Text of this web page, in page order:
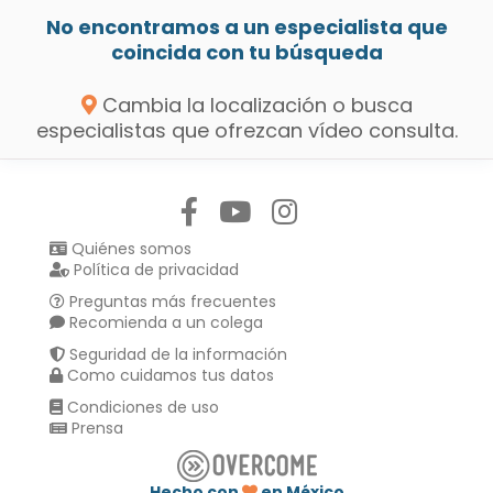
No encontramos a un especialista que
coincida con tu búsqueda
Cambia la localización o busca
especialistas que ofrezcan vídeo consulta.
Quiénes somos
Política de privacidad
Preguntas más frecuentes
Recomienda a un colega
Seguridad de la información
Como cuidamos tus datos
Condiciones de uso
Prensa